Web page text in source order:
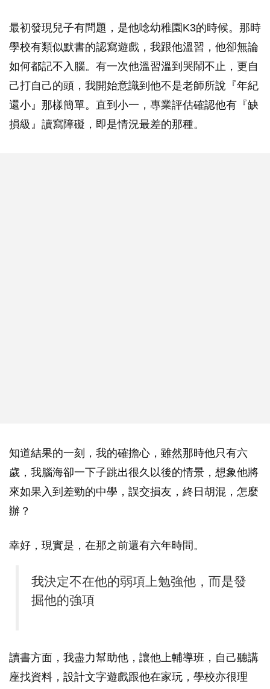
最初發現兒子有問題，是他唸幼稚園K3的時候。那時
學校有類似默書的認寫遊戲，我跟他溫習，他卻無論
如何都記不入腦。有一次他溫習溫到哭鬧不止，更自
己打自己的頭，我開始意識到他不是老師所說『年紀
還小』那樣簡單。直到小一，專業評估確認他有『缺
損級』讀寫障礙，即是情況最差的那種。
知道結果的一刻，我的確擔心，雖然那時他只有六
歲，我腦海卻一下子跳出很久以後的情景，想象他將
來如果入到差勁的中學，誤交損友，終日胡混，怎麼
辦？
幸好，現實是，在那之前還有六年時間。
我決定不在他的弱項上勉強他，而是發
掘他的強項
讀書方面，我盡力幫助他，讓他上輔導班，自己聽講
座找資料，設計文字遊戲跟他在家玩，學校亦很理